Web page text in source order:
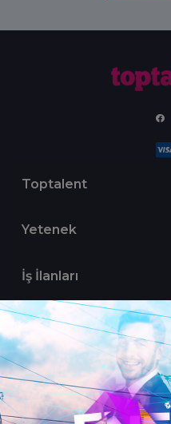
Toptalent
Yetenek
İş İlanları
Sertifika Programları
Yetenek Testleri
İşveren